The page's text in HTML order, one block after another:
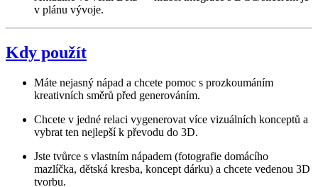
v plánu vývoje.
Kdy použít
Máte nejasný nápad a chcete pomoc s prozkoumáním
kreativních směrů před generováním.
Chcete v jedné relaci vygenerovat více vizuálních konceptů a
vybrat ten nejlepší k převodu do 3D.
Jste tvůrce s vlastním nápadem (fotografie domácího
mazlíčka, dětská kresba, koncept dárku) a chcete vedenou 3D
tvorbu.